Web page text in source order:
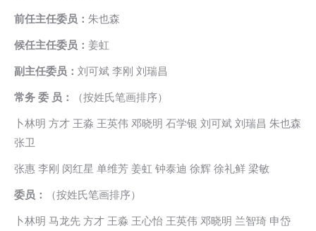
前任主任委员： 朱也森
候任主任委员： 姜虹
副主任委员： 刘可斌 李刚 刘瑞昌
常务 委 员： （按姓氏笔画排序）
卜林明 方才 王淼 王英伟 邓晓明 石学银 刘可斌 刘瑞昌 朱也森
张卫
张惠 李刚 闵红星 单维芳 姜虹 钟泰迪 徐辉 徐礼鲜 梁敏
委员： （按姓氏笔画排序）
卜林明 马龙先 方才 王淼 王心怡 王英伟 邓晓明 兰智琦 申岱